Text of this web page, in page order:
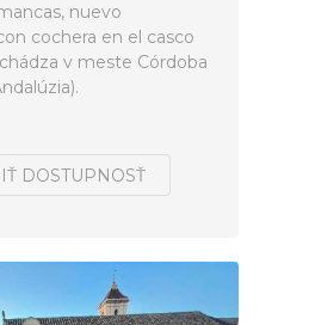
nuevo
cochera en el casco
v meste Córdoba
DOSTUPNOSŤ